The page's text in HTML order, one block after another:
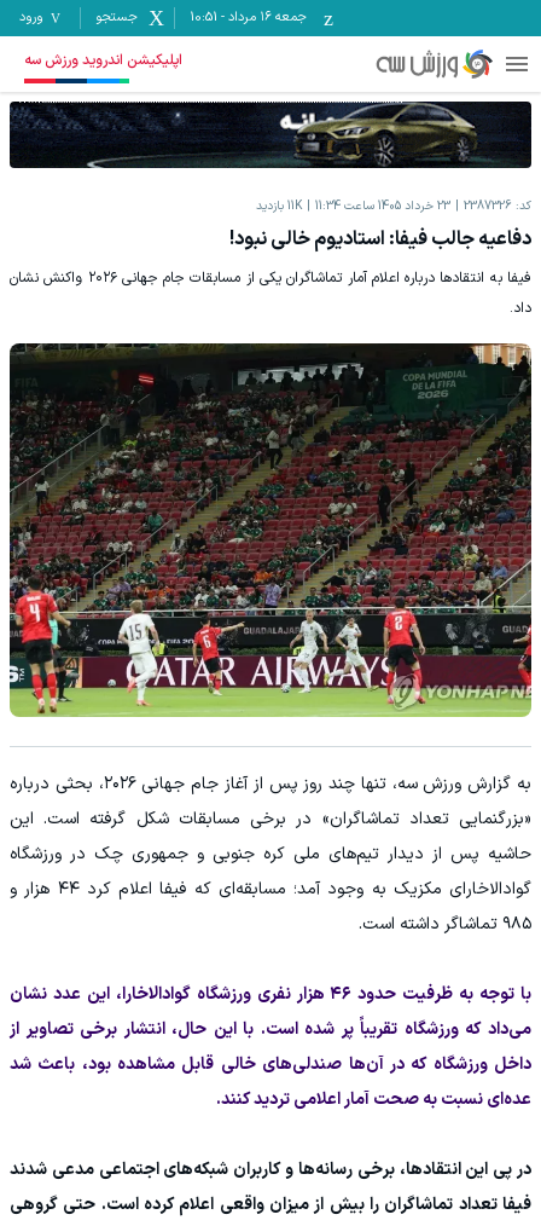
جمعه ۱۶ مرداد -
10:51 جستجو ورود
اپلیکیشن اندروید ورزش سه
کد: 2387326 23 خرداد 1405 ساعت 11:34 11K بازدید
دفاعیه جالب فیفا: استادیوم خالی نبود!
فیفا به انتقادها درباره اعلام آمار تماشاگران یکی از مسابقات جام جهانی ۲۰۲۶ واکنش نشان
داد.
به گزارش ورزش سه، تنها چند روز پس از آغاز جام جهانی ۲۰۲۶، بحثی درباره
«بزرگنمایی تعداد تماشاگران» در برخی مسابقات شکل گرفته است. این
حاشیه پس از دیدار تیم‌های ملی کره جنوبی و جمهوری چک در ورزشگاه
گوادالاخارای مکزیک به وجود آمد؛ مسابقه‌ای که فیفا اعلام کرد ۴۴ هزار و
۹۸۵ تماشاگر داشته است.
با توجه به ظرفیت حدود ۴۶ هزار نفری ورزشگاه گوادالاخارا، این عدد نشان
می‌داد که ورزشگاه تقریباً پر شده است. با این حال، انتشار برخی تصاویر از
داخل ورزشگاه که در آن‌ها صندلی‌های خالی قابل مشاهده بود، باعث شد
عده‌ای نسبت به صحت آمار اعلامی تردید کنند.
در پی این انتقادها، برخی رسانه‌ها و کاربران شبکه‌های اجتماعی مدعی شدند
فیفا تعداد تماشاگران را بیش از میزان واقعی اعلام کرده است. حتی گروهی